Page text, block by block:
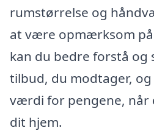
rumstørrelse og
at være opmærksom
kan du bedre forstå og
tilbud, du modtager,
værdi for pengene, når
dit hjem.